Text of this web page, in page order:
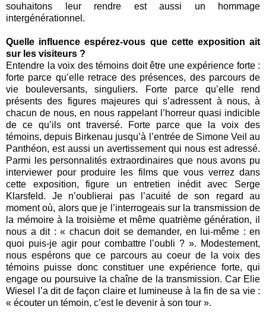
souhaitons leur rendre est aussi un hommage
intergénérationnel.
Quelle influence espérez-vous que cette exposition ait
sur les visiteurs ?
Entendre la voix des témoins doit être une expérience forte :
forte parce qu’elle retrace des présences, des parcours de
vie bouleversants, singuliers. Forte parce qu’elle rend
présents des figures majeures qui s’adressent à nous, à
chacun de nous, en nous rappelant l’horreur quasi indicible
de ce qu’ils ont traversé. Forte parce que la voix des
témoins, depuis Birkenau jusqu’à l’entrée de Simone Veil au
Panthéon, est aussi un avertissement qui nous est adressé.
Parmi les personnalités extraordinaires que nous avons pu
interviewer pour produire les films que vous verrez dans
cette exposition, figure un entretien inédit avec Serge
Klarsfeld. Je n’oublierai pas l’acuité de son regard au
moment où, alors que je l’interrogeais sur la transmission de
la mémoire à la troisième et même quatrième génération, il
nous a dit : « chacun doit se demander, en lui-même : en
quoi puis-je agir pour combattre l’oubli ? ». Modestement,
nous espérons que ce parcours au coeur de la voix des
témoins puisse donc constituer une expérience forte, qui
engage ou poursuive la chaîne de la transmission. Car Elie
Wiesel l’a dit de façon claire et lumineuse à la fin de sa vie :
« écouter un témoin, c’est le devenir à son tour ».